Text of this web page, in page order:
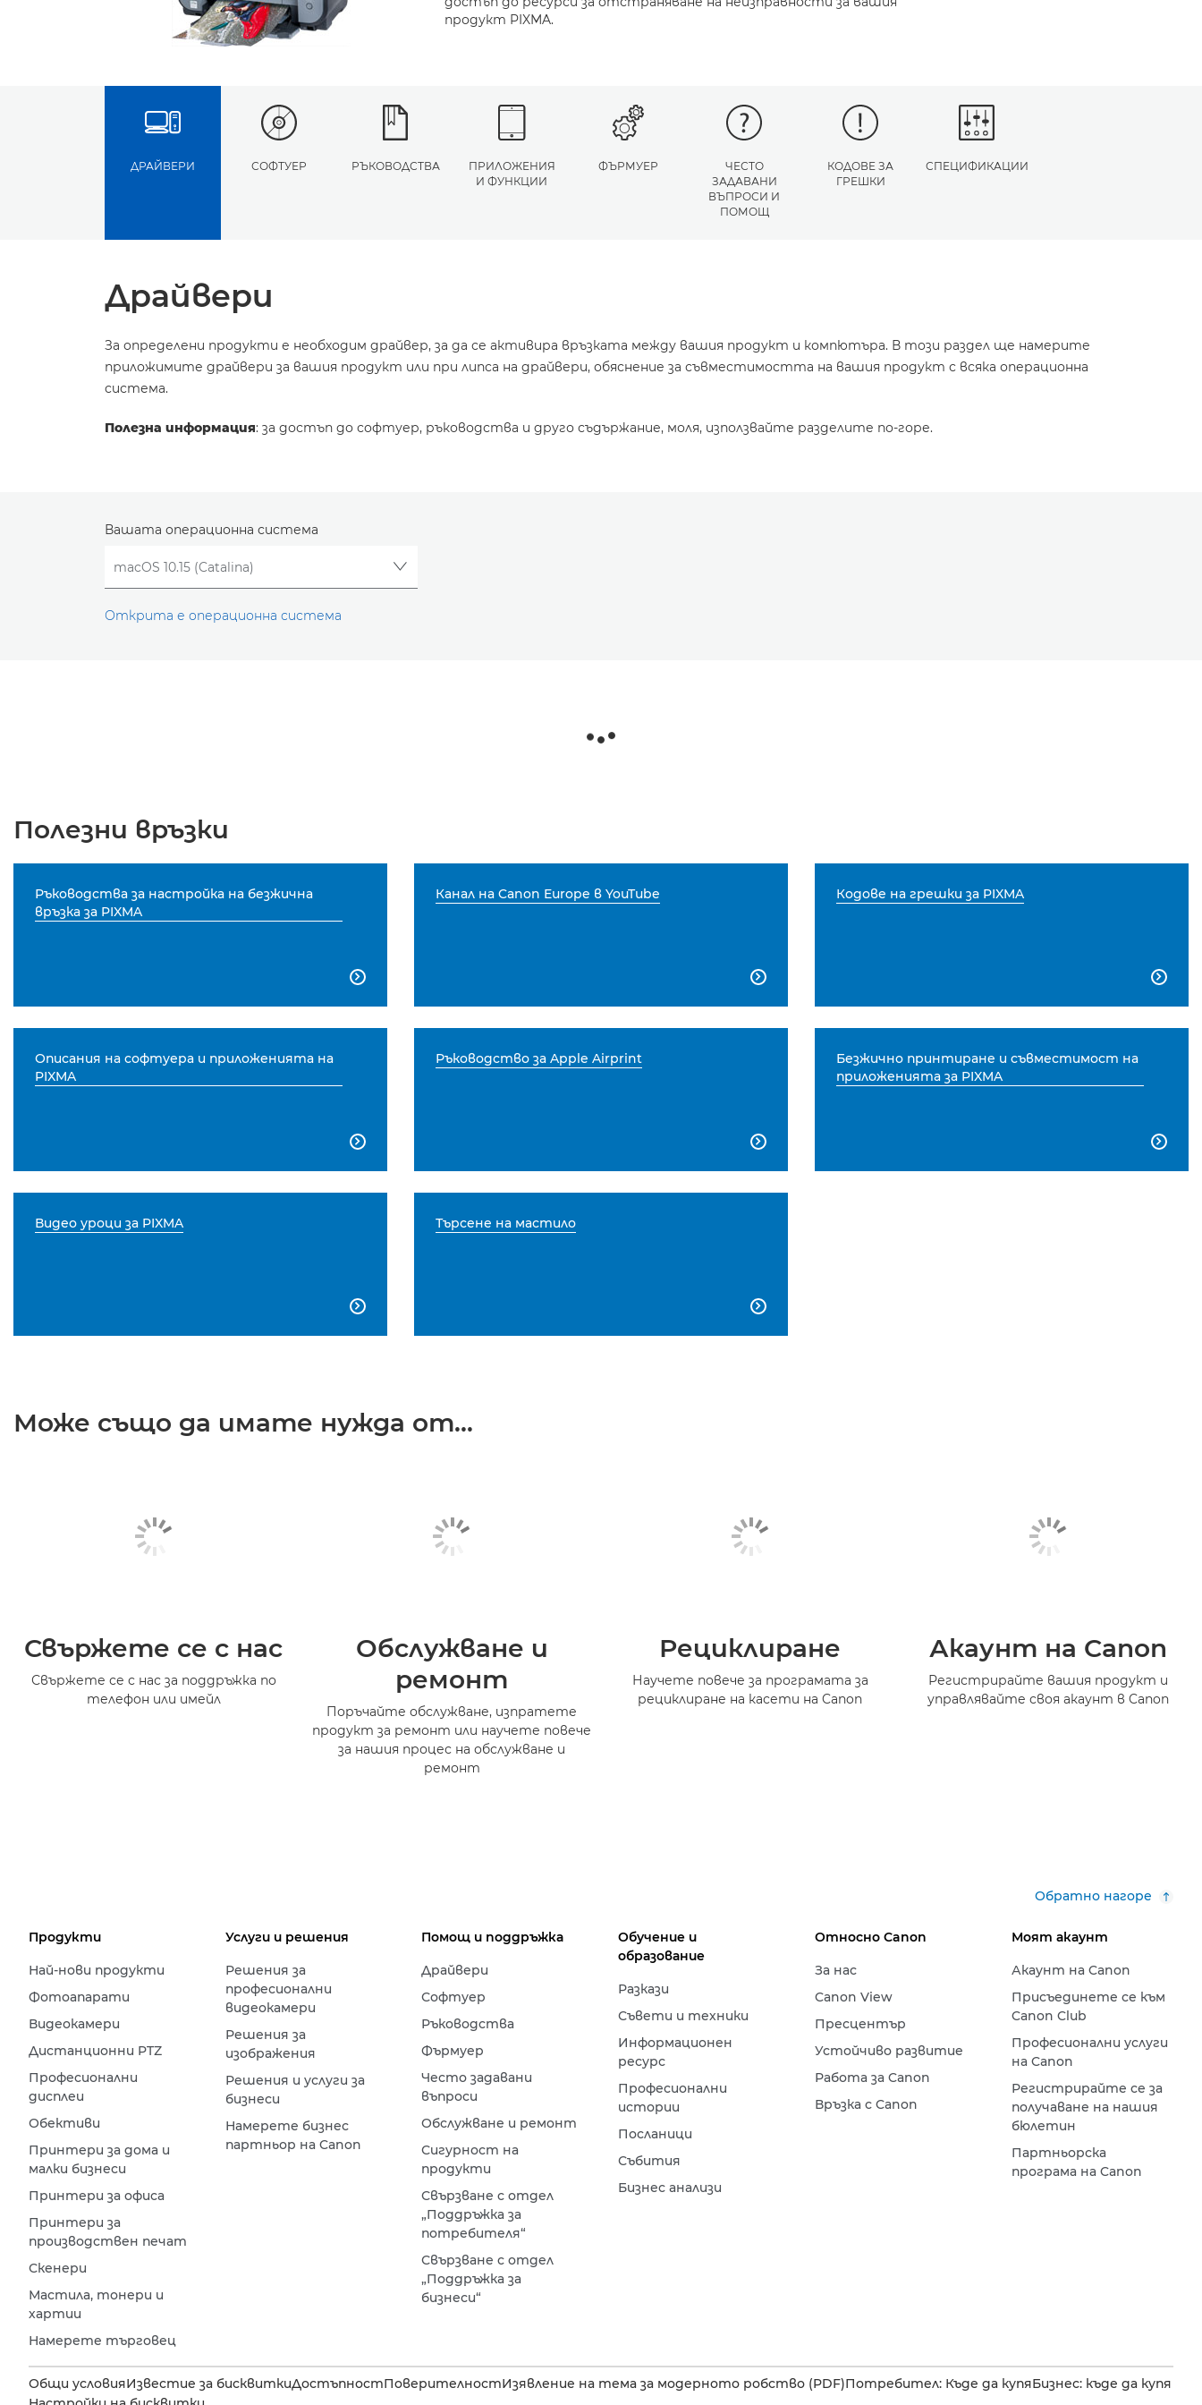
продукт PIXMA.
ДРАЙВЕРИ СОФТУЕР РЪКОВОДСТВА
ПРИЛОЖЕНИЯ
И ФУНКЦИИ
ФЪРМУЕР
ЧЕСТО
ЗАДАВАНИ
ВЪПРОСИ И
ПОМОЩ
КОДОВЕ ЗА
ГРЕШКИ
СПЕЦИФИКАЦИИ
Драйвери
За определени продукти е необходим драйвер, за да се активира връзката между вашия продукт и компютъра. В този раздел ще намерите
приложимите драйвери за вашия продукт или при липса на драйвери, обяснение за съвместимостта на вашия продукт с всяка операционна
система.
Полезна информация: за достъп до софтуер, ръководства и друго съдържание, моля, използвайте разделите по-горе.
Вашата операционна система
Открита е операционна система
Полезни връзки
Ръководства за настройка на безжична
връзка за PIXMA

Канал на Canon Europe в YouTube

Кодове на грешки за PIXMA

Описания на софтуера и приложенията на
PIXMA

Ръководство за Apple Airprint

Безжично принтиране и съвместимост на
приложенията за PIXMA

Видео уроци за PIXMA

Търсене на мастило

Може също да имате нужда от...
Свържете се с нас
Свържете се с нас за поддръжка по
телефон или имейл
Обслужване и
ремонт
Поръчайте обслужване, изпратете
продукт за ремонт или научете повече
за нашия процес на обслужване и
ремонт
Рециклиране
Научете повече за програмата за
рециклиране на касети на Canon
Акаунт на Canon
Регистрирайте вашия продукт и
управлявайте своя акаунт в Canon
Обратно нагоре
Продукти
Най-нови продукти
Фотоапарати
Видеокамери
Дистанционни PTZ
Професионални
дисплеи
Обективи
Принтери за дома и
малки бизнеси
Принтери за офиса
Принтери за
производствен печат
Скенери
Мастила, тонери и
хартии
Намерете търговец
Услуги и решения
Решения за
професионални
видеокамери
Решения за
изображения
Решения и услуги за
бизнеси
Намерете бизнес
партньор на Canon
Помощ и поддръжка
Драйвери
Софтуер
Ръководства
Фърмуер
Често задавани
въпроси
Обслужване и ремонт
Сигурност на
продукти
Свързване с отдел
„Поддръжка за
потребителя“
Свързване с отдел
„Поддръжка за
бизнеси“
Обучение и
образование
Разкази
Съвети и техники
Информационен
ресурс
Професионални
истории
Посланици
Събития
Бизнес анализи
Относно Canon
За нас
Canon View
Пресцентър
Устойчиво развитие
Работа за Canon
Връзка с Canon
Моят акаунт
Акаунт на Canon
Присъединете се към
Canon Club
Професионални услуги
на Canon
Регистрирайте се за
получаване на нашия
бюлетин
Партньорска
програма на Canon
Общи условияИзвестие за бисквиткиДостъпностПоверителностИзявление на тема за модерното робство (PDF)Потребител: Къде да купяБизнес: къде да купя